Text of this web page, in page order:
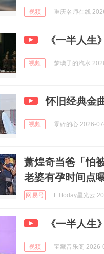
视频 重庆名师在线
《一半人生
视频 梦璃子的汽水
怀旧经典金
视频 零碎的心 2026-
萧煌奇当爸「怕
老婆有孕时间点
网易号 ETtoday星光云
《一半人生
视频 宝藏音乐阁 2026-